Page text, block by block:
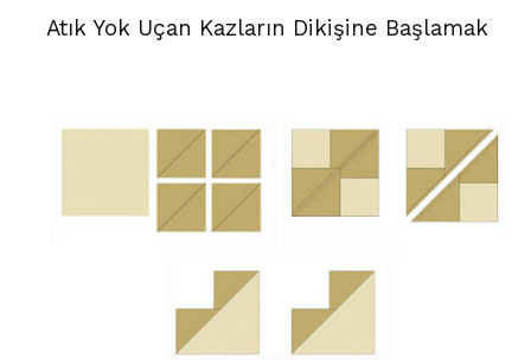
Atık Yok Uçan Kazların Dikişine Başlamak